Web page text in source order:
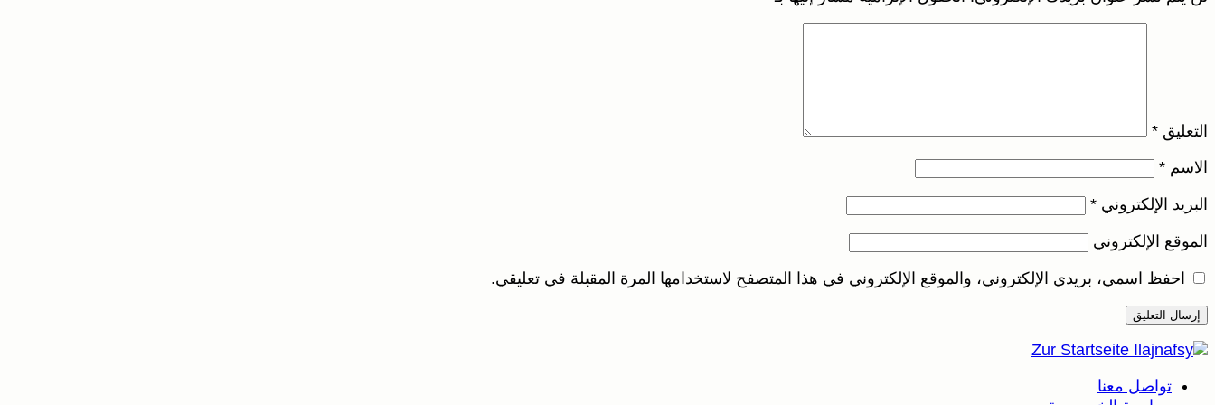
التعليق *
الاسم *
البريد الإلكتروني *
الموقع الإلكتروني
احفظ اسمي، بريدي الإلكتروني، والموقع الإلكتروني في هذا المتصفح لاستخدامها المرة المقبلة في تعليقي.
تواصل معنا